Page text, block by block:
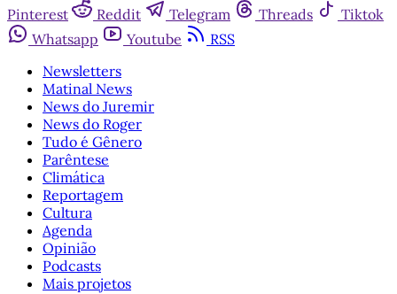
Pinterest
Reddit Telegram Threads
Tiktok
Whatsapp
Youtube
RSS
Newsletters
Matinal News
News do Juremir
News do Roger
Tudo é Gênero
Parêntese
Climática
Reportagem
Cultura
Agenda
Opinião
Podcasts
Mais projetos